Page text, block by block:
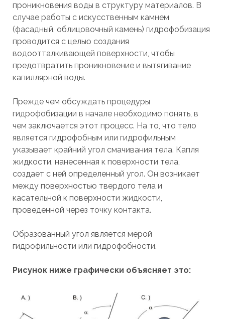
проникновения воды в структуру материалов. В
случае работы с искусственным камнем
(фасадный, облицовочный камень) гидрофобизация
проводится с целью создания
водоотталкивающей поверхности, чтобы
предотвратить проникновение и вытягивание
капиллярной воды.
Прежде чем обсуждать процедуры
гидрофобизации в начале необходимо понять, в
чем заключается этот процесс. На то, что тело
является гидрофобным или гидрофильным
указывает крайний угол смачивания тела. Капля
жидкости, нанесенная к поверхности тела,
создает с ней определенный угол. Он возникает
между поверхностью твердого тела и
касательной к поверхности жидкости,
проведенной через точку контакта.
Образованный угол является мерой
гидрофильности или гидрофобности.
Рисунок ниже графически объясняет это: